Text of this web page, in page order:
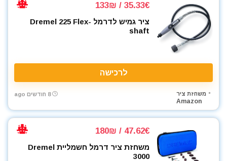
35.33€ / 133₪
ציר גמיש לדרמל Dremel 225 Flex-
shaft
לרכישה
משחזת ציר
Amazon
8 חודשים ago
47.62€ / 180₪
משחזת ציר דרמל חשמליית Dremel
3000